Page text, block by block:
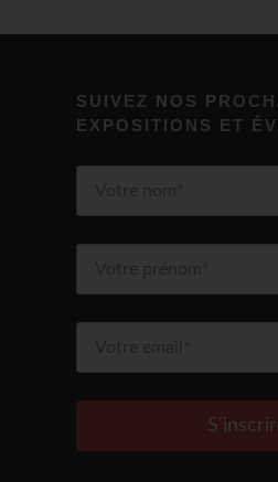
SUIVEZ NOS
EXPOSITIONS ET